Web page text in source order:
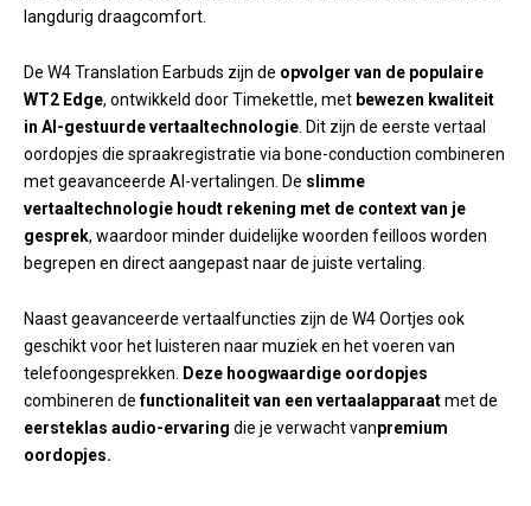
langdurig draagcomfort.
De W4 Translation Earbuds zijn de opvolger van de populaire
WT2 Edge, ontwikkeld door Timekettle, met bewezen kwaliteit
in AI-gestuurde vertaaltechnologie . Dit zijn de eerste vertaal
oordopjes die spraakregistratie via bone-conduction combineren
met geavanceerde AI-vertalingen. De slimme
vertaaltechnologie houdt rekening met de context van je
gesprek, waardoor minder duidelijke woorden feilloos worden
begrepen en direct aangepast naar de juiste vertaling.
Naast geavanceerde vertaalfuncties zijn de W4 Oortjes ook
geschikt voor het luisteren naar muziek en het voeren van
telefoongesprekken.
Deze hoogwaardige oordopjes
combineren defunctionaliteit van een vertaalapparaatmet de
eersteklas audio-ervaring die je verwacht vanpremium
oordopjes.